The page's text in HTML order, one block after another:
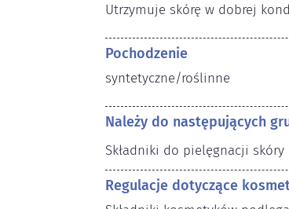
Utrzymuje skórę w dobrej
Pochodzenie
syntetyczne/roślinne
Należy do następujących
Składniki do pielęgnacji skóry
Regulacje dotyczące